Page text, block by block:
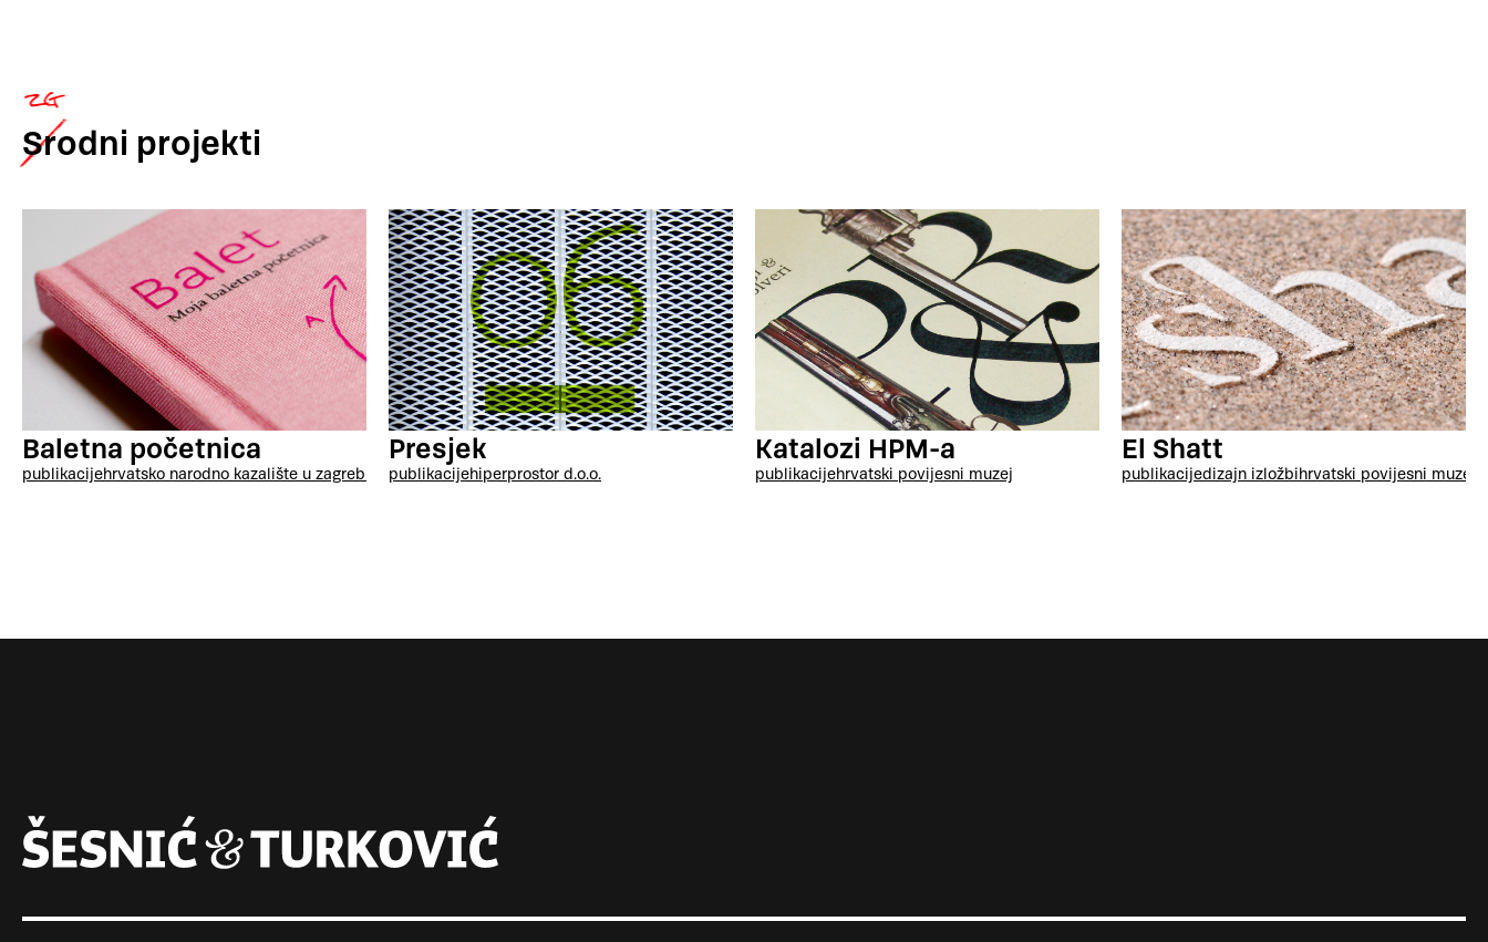
Srodni projekti
Baletna početnica
publikacijehrvatsko narodno kazalište u zagrebu
Presjek
publikacijehiperprostor d.o.o.
Katalozi HPM-a
publikacijehrvatski povijesni muzej
El Shatt
publikacijedizajn izložbihrvatski povijesni muzej